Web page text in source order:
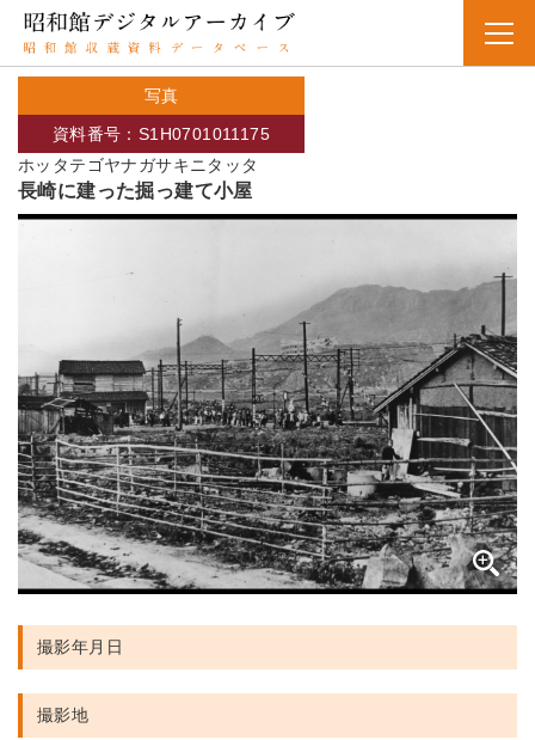
写真
ホッタテゴヤナガサキニタッタ
資料番号：S1H0701011175
長崎に建った掘っ建て小屋
撮影年月日
撮影地